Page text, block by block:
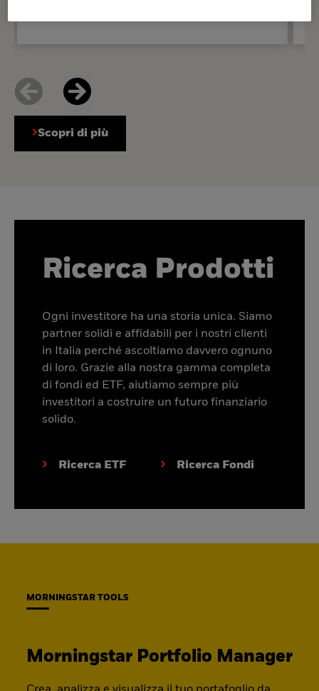
Scopri di più
Ricerca Prodotti
Ogni investitore ha una storia unica. Siamo
partner solidi e affidabili per i nostri clienti
in Italia perché ascoltiamo davvero ognuno
di loro. Grazie alla nostra gamma completa
di fondi ed ETF, aiutiamo sempre più
investitori a costruire un futuro finanziario
solido.
Ricerca ETF Ricerca Fondi
MORNINGSTAR TOOLS
Morningstar Portfolio Manager